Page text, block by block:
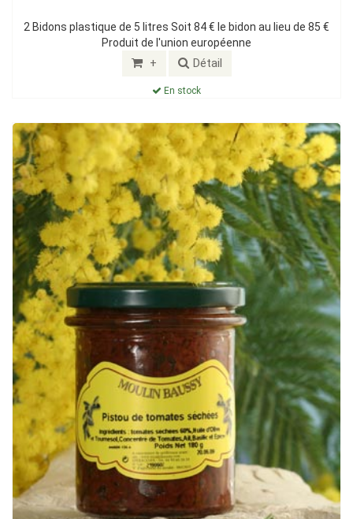
2 Bidons plastique de 5 litres Soit 84 € le bidon au lieu de 85 €
Produit de l'union européenne
+ Détail
En stock